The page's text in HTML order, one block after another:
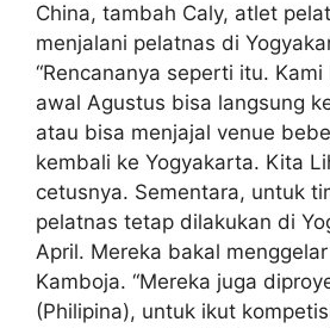
China, tambah Caly, atlet
menjalani pelatnas di
“Rencananya seperti itu.
awal Agustus bisa langsung
atau bisa menjajal venue
kembali ke Yogyakarta. Kita
cetusnya. Sementara, untuk
pelatnas tetap dilakukan di
April. Mereka bakal
Kamboja. “Mereka juga
(Philipina), untuk ikut